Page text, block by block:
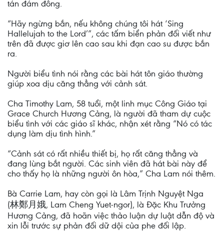
tán đám đông.
“Hãy ngừng bắn, nếu không chúng tôi hát ‘Sing
Hallelujah to the Lord’”, các tấm biển phản đối viết như
trên đã được giơ lên cao sau khi đạn cao su được bắn
ra.
Người biểu tình nói rằng các bài hát tôn giáo thường
giúp xoa dịu căng thẳng với cảnh sát.
Cha Timothy Lam, 58 tuổi, một linh mục Công Giáo tại
Grace Church Hương Cảng, là người đã tham dự cuộc
biểu tình với các giáo sĩ khác, nhận xét rằng “Nó có tác
dụng làm dịu tình hình.”
“Cảnh sát có rất nhiều thiết bị, họ rất căng thẳng và
đang lùng bắt người. Các sinh viên đã hát bài này để
cho thấy họ là những người ôn hòa,” Cha Lam nói thêm.
Bà Carrie Lam, hay còn gọi là Lâm Trịnh Nguyệt Nga
(林鄭月娥, Lam Cheng Yuet-ngor), là Đặc Khu Trưởng
Hương Cảng, đã hoãn việc thảo luận dự luật dẫn độ và
xin lỗi trước sự phản đối dữ dội của phe đối lập.